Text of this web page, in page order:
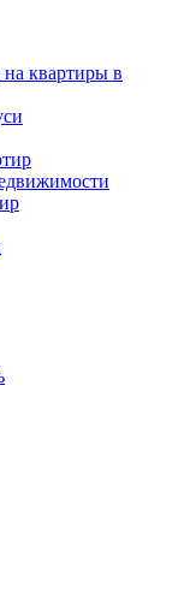
квартиры в